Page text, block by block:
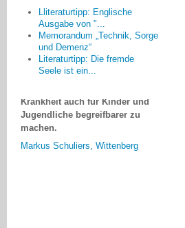
Lliteraturtipp: Englische
Ausgabe von "...
Memorandum „Technik, Sorge
und Demenz“
Literaturtipp: Die fremde
Seele ist ein...
Weise einem noch immer großen
Tabuthema in weiten Teilen unserer
Gesellschaft zu nähern, um der
Demenz etwas von ihrem
Schrecken zu nehmen und den
Jugendliche begreifbarer zu
machen.